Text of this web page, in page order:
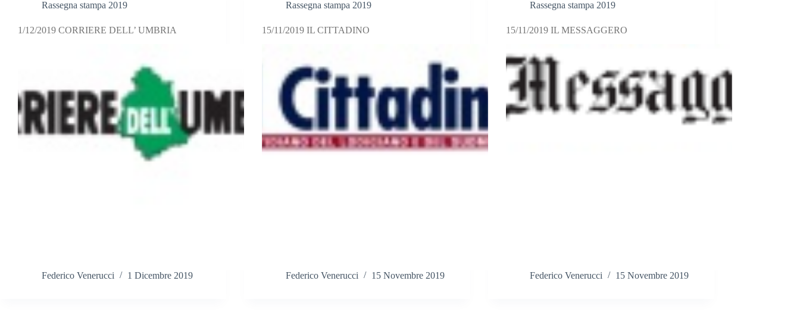
Rassegna stampa 2019
1/12/2019 CORRIERE DELL’ UMBRIA
Federico Venerucci 1 Dicembre 2019
Rassegna stampa 2019
15/11/2019 IL CITTADINO
Federico Venerucci 15 Novembre 2019
Rassegna stampa 2019
15/11/2019 IL MESSAGGERO
Federico Venerucci 15 Novembre 2019